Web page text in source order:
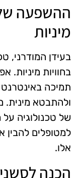
ההשפעה של
מיניות
בעידן המודרני,
בחוויות מיניות.
תמיכה
ולהתבטא מינית.
של טכנולוגיה
למטופלים להבין
אלו.
הכנה